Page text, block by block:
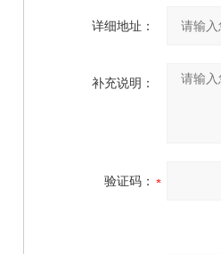
详细地址：
补充说明：
验证码：